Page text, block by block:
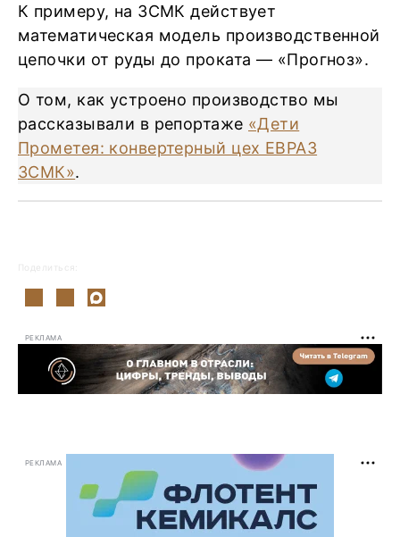
К примеру, на ЗСМК действует
математическая модель производственной
цепочки от руды до проката — «Прогноз».
О том, как устроено производство мы
рассказывали в репортаже «Дети
Прометея: конвертерный цех ЕВРАЗ
ЗСМК».
Поделиться:
РЕКЛАМА
РЕКЛАМА